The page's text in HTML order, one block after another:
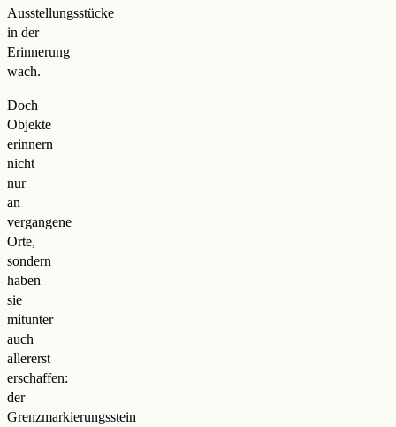
Ausstellungsstücke
in der
Erinnerung
wach.
Doch
Objekte
erinnern
nicht
nur
an
vergangene
Orte,
sondern
haben
sie
mitunter
auch
allererst
erschaffen:
der
Grenzmarkierungsstein